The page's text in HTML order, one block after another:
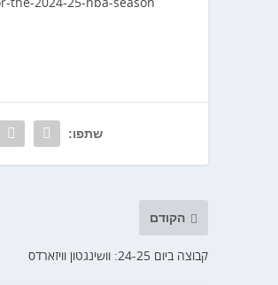
שתפו:
הקודם
קבוצה ביום 24-25: וושינגטון וויזארדס